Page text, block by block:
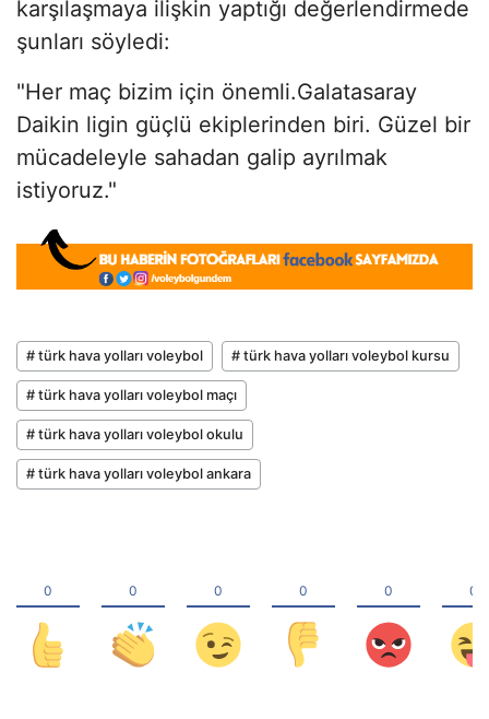
karşılaşmaya ilişkin yaptığı değerlendirmede
şunları söyledi:
"Her maç bizim için önemli.Galatasaray
Daikin ligin güçlü ekiplerinden biri. Güzel bir
mücadeleyle sahadan galip ayrılmak
istiyoruz."
# türk hava yolları voleybol # türk hava yolları voleybol kursu
# türk hava yolları voleybol maçı
# türk hava yolları voleybol okulu
# türk hava yolları voleybol ankara